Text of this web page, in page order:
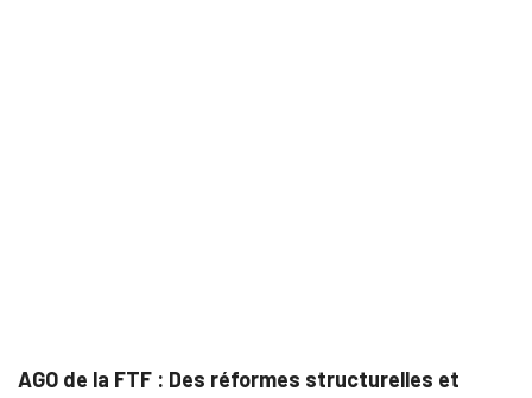
AGO de la FTF : Des réformes structurelles et